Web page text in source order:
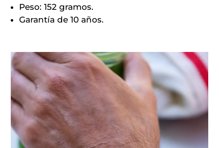
Peso: 152 gramos.
Garantía de 10 años.